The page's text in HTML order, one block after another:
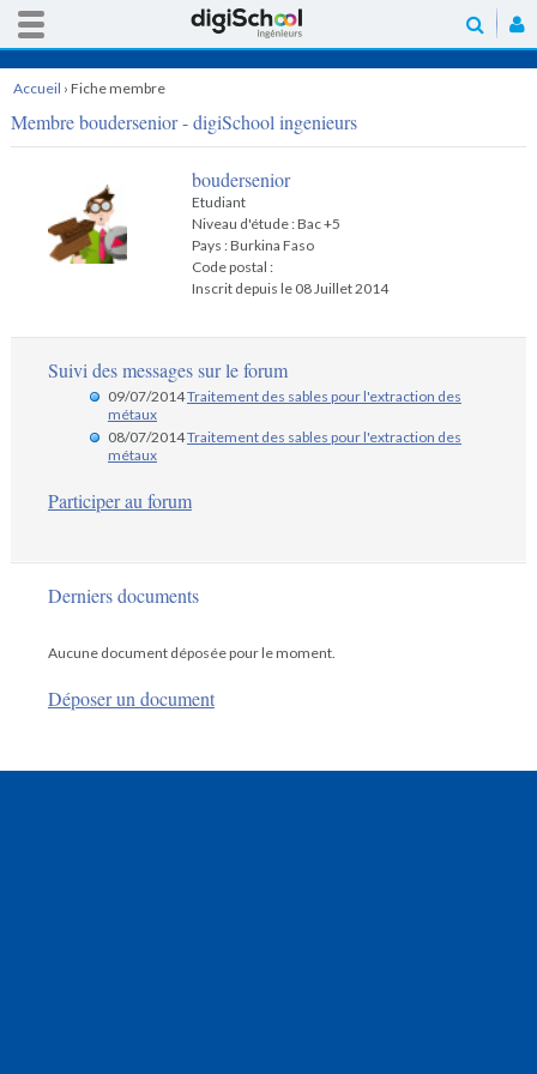
Accueil › Fiche membre
Membre boudersenior - digiSchool ingenieurs
boudersenior
Etudiant
Niveau d'étude : Bac +5
Pays : Burkina Faso
Code postal :
Inscrit depuis le 08 Juillet 2014
Suivi des messages sur le forum
09/07/2014Traitement des sables pour l'extraction des
métaux
08/07/2014Traitement des sables pour l'extraction des
métaux
Participer au forum
Derniers documents
Aucune document déposée pour le moment.
Déposer un document